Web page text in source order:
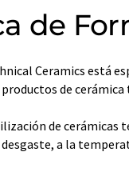
de
Ceramics está
de cerámica
de cerámicas
a la